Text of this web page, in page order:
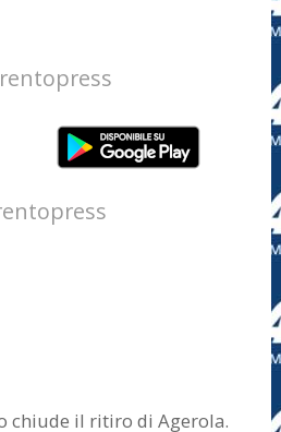
chiude il ritiro di Agerola.